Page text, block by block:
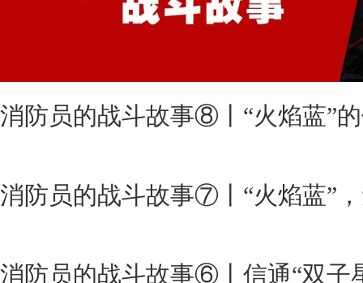
消防员的战斗故事⑧丨“火焰蓝”
消防员的战斗故事⑦丨“火焰蓝”
消防员的战斗故事⑥丨信通“双子